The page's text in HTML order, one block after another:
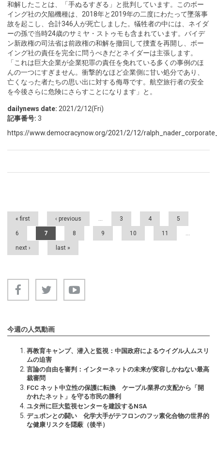
和解したことは、「手ぬるすぎる」と批判しています。このボー
イング社の欠陥機種は、2018年と2019年の二度にわたって墜落事
故を起こし、合計346人が死亡しました。犠牲者の中には、ネイダ
ーの孫で当時24歳のサミヤ・ストゥモも含まれています。バイデ
ン新政権の司法省は前政権の和解を撤回して捜査を再開し、ボー
イング社の責任を完全に問うべきだとネイダーは主張します。
「これは巨大企業が企業犯罪の責任を免れている多くの事例のほ
んの一つにすぎません。衝撃的なほど企業側に甘い処分であり、
亡くなった者たちの思い出に対する侮辱です。航空旅行者の安全
を今後さらに危険にさらすことになります」と。
dailynews date: 2021/2/12(Fri)
記事番号: 3
https://www.democracynow.org/2021/2/12/
« first ‹ previous … 3 4 5
6 7 8 9 10 11 …
next › last »
今週の人気動画
再教育キャンプ、潜入と監視：中国政府によるウイグル人ムスリ
ムの迫害
言論の自由を審判：インターネットの未来が変容しかねない最高
裁審問
FCC ネット中立性の保護に転換 ケーブル業界の支配から「開
かれたネット」を守る市民の勝利
ユタ州に巨大監視センターを建設するNSA
デュポンとの闘い 化学大手がテフロンのフッ素化合物の世界的
な健康リスクを隠蔽（後半）